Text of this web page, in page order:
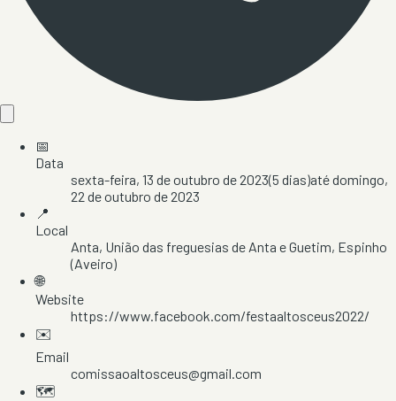
📅
Data
sexta-feira, 13 de outubro de 2023(5 dias)atédomingo,
22 de outubro de 2023
📍
Local
Anta, União das freguesias de Anta e Guetim, Espinho
(Aveiro)
🌐
Website
https://www.facebook.com/festaaltosceus2022/
✉️
Email
comissaoaltosceus@gmail.com
🗺️